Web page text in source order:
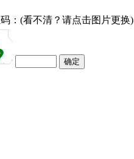
：(看不清？请点击图片更换)